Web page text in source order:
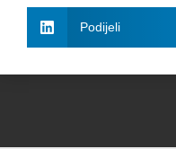
Podijeli